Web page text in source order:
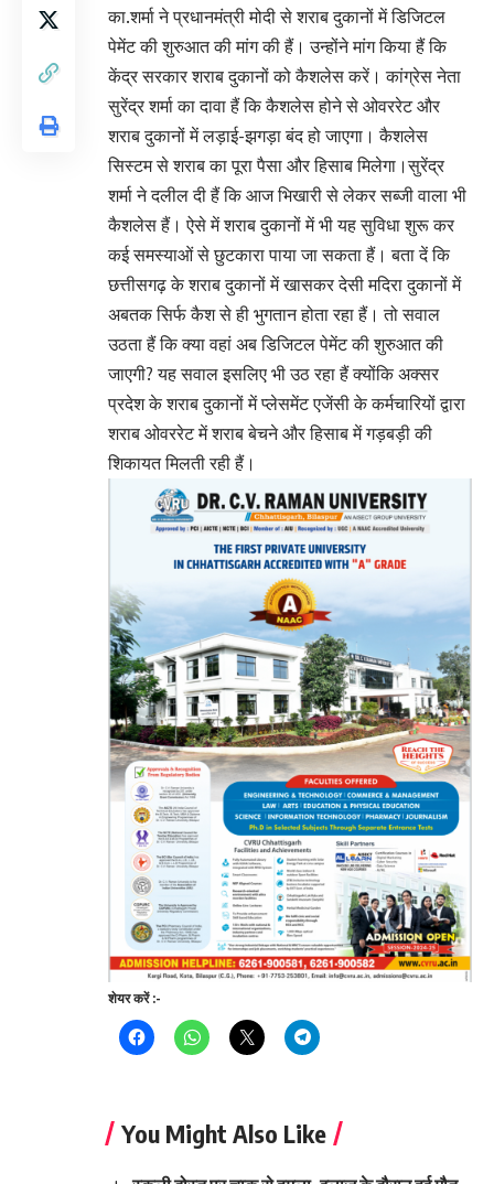
का.शर्मा ने प्रधानमंत्री मोदी से शराब दुकानों में डिजिटल
पेमेंट की शुरुआत की मांग की हैं। उन्होंने मांग किया हैं कि
केंद्र सरकार शराब दुकानों को कैशलेस करें। कांग्रेस नेता
सुरेंद्र शर्मा का दावा हैं कि कैशलेस होने से ओवररेट और
शराब दुकानों में लड़ाई-झगड़ा बंद हो जाएगा। कैशलेस
सिस्टम से शराब का पूरा पैसा और हिसाब मिलेगा।सुरेंद्र
शर्मा ने दलील दी हैं कि आज भिखारी से लेकर सब्जी वाला भी
कैशलेस हैं। ऐसे में शराब दुकानों में भी यह सुविधा शुरू कर
कई समस्याओं से छुटकारा पाया जा सकता हैं। बता दें कि
छत्तीसगढ़ के शराब दुकानों में खासकर देसी मदिरा दुकानों में
अबतक सिर्फ कैश से ही भुगतान होता रहा हैं। तो सवाल
उठता हैं कि क्या वहां अब डिजिटल पेमेंट की शुरुआत की
जाएगी? यह सवाल इसलिए भी उठ रहा हैं क्योंकि अक्सर
प्रदेश के शराब दुकानों में प्लेसमेंट एजेंसी के कर्मचारियों द्वारा
शराब ओवररेट में शराब बेचने और हिसाब में गड़बड़ी की
शिकायत मिलती रही हैं।
Continue
Reading
शेयर करें :-
You Might Also Like